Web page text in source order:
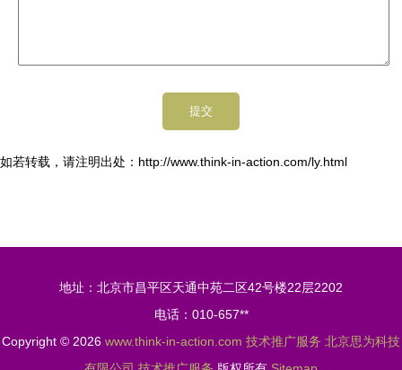
如若转载，请注明出处：http://www.think-in-action.com/ly.html
地址：北京市昌平区天通中苑二区42号楼22层2202
电话：010-657**
Copyright © 2026 www.think-in-action.com 技术推广服务 北京思为科技